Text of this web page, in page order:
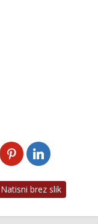
brez slik